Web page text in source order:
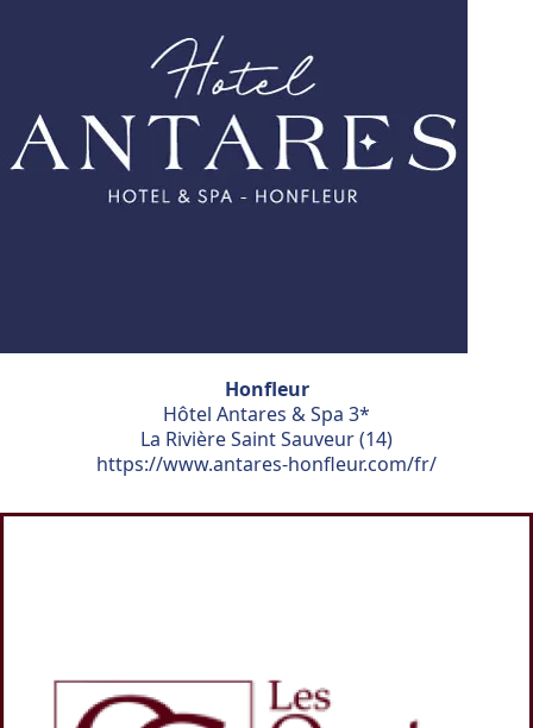
Honfleur
Hôtel Antares & Spa 3*
La Rivière Saint Sauveur (14)
https://www.antares-honfleur.com/fr/